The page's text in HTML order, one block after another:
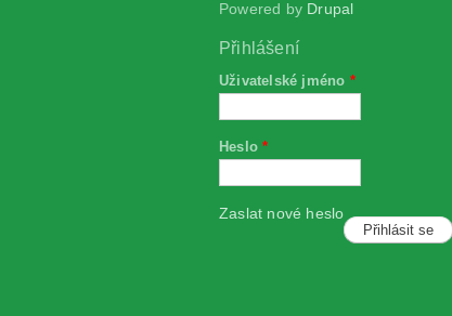
Powered by Drupal
Přihlášení
Uživatelské jméno *
Heslo*
Zaslat nové heslo